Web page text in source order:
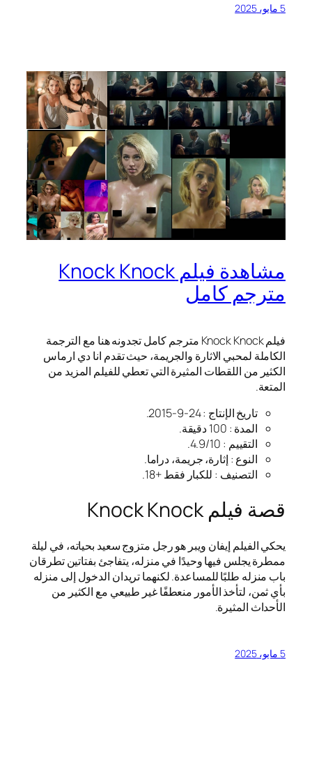
5 مايو، 2025
مشاهدة فيلم Knock Knock
مترجم كامل
فيلم Knock Knock مترجم كامل تجدونه هنا مع الترجمة
الكاملة لمحبي الاثارة والجريمة، حيث تقدم انا دي ارماس
الكثير من اللقطات المثيرة التي تعطي للفيلم المزيد من
المتعة.
تاريخ الإنتاج : 24-9-2015.
المدة : 100 دقيقة.
التقييم : 4.9/10.
النوع : إثارة، جريمة، دراما.
التصنيف : للكبار فقط +18.
قصة فيلم Knock Knock
يحكي الفيلم إيفان ويبر هو رجل متزوج سعيد بحياته، في ليلة
ممطرة يجلس فيها وحيدًا في منزله، يتفاجئ بفتاتين تطرقان
باب منزله طلبًا للمساعدة. لكنهما تريدان الدخول إلى منزله
بأي ثمن، لتأخذ الأمور منعطفًا غير طبيعي مع الكثير من
الأحداث المثيرة.
5 مايو، 2025